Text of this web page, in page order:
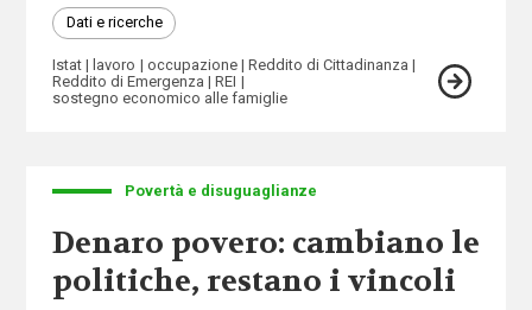
Dati e ricerche
Istat lavoro occupazione
Reddito di Cittadinanza
Reddito di Emergenza
REI
sostegno economico alle famiglie
Povertà e disuguaglianze
Denaro povero: cambiano le
politiche, restano i vincoli